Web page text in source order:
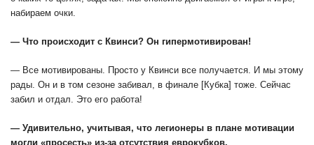
набираем очки.
— Что происходит с Квинси? Он гипермотивирован!
— Все мотивированы. Просто у Квинси все получается. И мы этому
рады. Он и в том сезоне забивал, в финале [Кубка] тоже. Сейчас
забил и отдал. Это его работа!
— Удивительно, учитывая, что легионеры в плане мотивации
могли «просесть» из-за отсутствия еврокубков.